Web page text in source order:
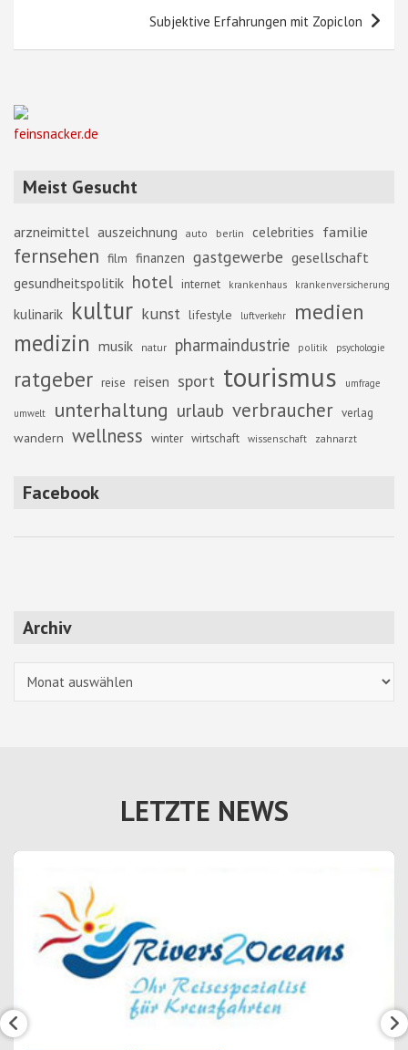
Subjektive Erfahrungen mit Zopiclon
feinsnacker.de
Meist Gesucht
arzneimittel auszeichnung auto berlin celebrities familie
fernsehen film finanzen gastgewerbe gesellschaft
gesundheitspolitik hotel internet krankenhaus krankenversicherung
kulinarik kultur kunst lifestyle luftverkehr medien
medizin musik natur pharmaindustrie politik psychologie
ratgeber reise reisen sport tourismus umfrage
umwelt unterhaltung urlaub verbraucher verlag
wandern wellness winter wirtschaft wissenschaft zahnarzt
Facebook
Archiv
LETZTE NEWS